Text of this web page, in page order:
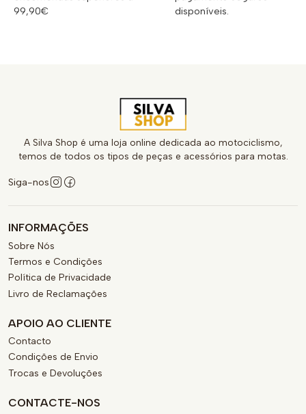
99,90€
disponíveis.
A Silva Shop é uma loja online dedicada ao motociclismo,
temos de todos os tipos de peças e acessórios para motas.
Siga-nos
INFORMAÇÕES
Sobre Nós
Termos e Condições
Política de Privacidade
Livro de Reclamações
APOIO AO CLIENTE
Contacto
Condições de Envio
Trocas e Devoluções
CONTACTE-NOS